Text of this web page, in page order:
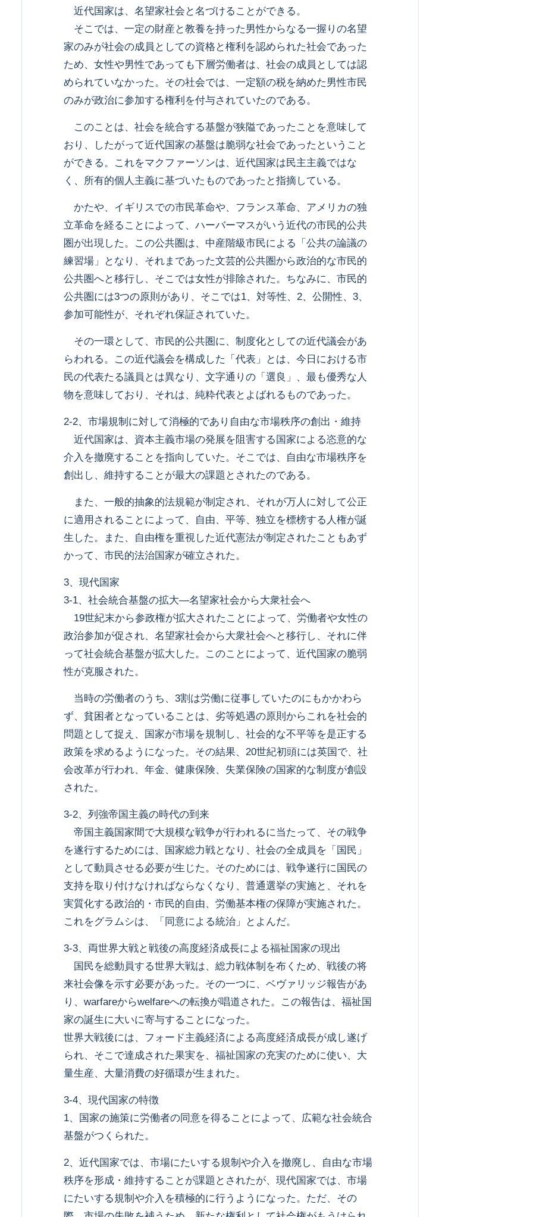
近代国家は、名望家社会と名づけることができる。
そこでは、一定の財産と教養を持った男性からなる一握りの名望
家のみが社会の成員としての資格と権利を認められた社会であった
ため、女性や男性であっても下層労働者は、社会の成員としては認
められていなかった。その社会では、一定額の税を納めた男性市民
のみが政治に参加する権利を付与されていたのである。
このことは、社会を統合する基盤が狭隘であったことを意味して
おり、したがって近代国家の基盤は脆弱な社会であったということ
ができる。これをマクファーソンは、近代国家は民主主義ではな
く、所有的個人主義に基づいたものであったと指摘している。
かたや、イギリスでの市民革命や、フランス革命、アメリカの独
立革命を経ることによって、ハーバーマスがいう近代の市民的公共
圏が出現した。この公共圏は、中産階級市民による「公共の論議の
練習場」となり、それまであった文芸的公共圏から政治的な市民的
公共圏へと移行し、そこでは女性が排除された。ちなみに、市民的
公共圏には3つの原則があり、そこでは1、対等性、2、公開性、3、
参加可能性が、それぞれ保証されていた。
その一環として、市民的公共圏に、制度化としての近代議会があ
らわれる。この近代議会を構成した「代表」とは、今日における市
民の代表たる議員とは異なり、文字通りの「選良」、最も優秀な人
物を意味しており、それは、純粋代表とよばれるものであった。
2-2、市場規制に対して消極的であり自由な市場秩序の創出・維持
近代国家は、資本主義市場の発展を阻害する国家による恣意的な
介入を撤廃することを指向していた。そこでは、自由な市場秩序を
創出し、維持することが最大の課題とされたのである。
また、一般的抽象的法規範が制定され、それが万人に対して公正
に適用されることによって、自由、平等、独立を標榜する人権が誕
生した。また、自由権を重視した近代憲法が制定されたこともあず
かって、市民的法治国家が確立された。
3、現代国家
3-1、社会統合基盤の拡大―名望家社会から大衆社会へ
19世紀末から参政権が拡大されたことによって、労働者や女性の
政治参加が促され、名望家社会から大衆社会へと移行し、それに伴
って社会統合基盤が拡大した。このことによって、近代国家の脆弱
性が克服された。
当時の労働者のうち、3割は労働に従事していたのにもかかわら
ず、貧困者となっていることは、劣等処遇の原則からこれを社会的
問題として捉え、国家が市場を規制し、社会的な不平等を是正する
政策を求めるようになった。その結果、20世紀初頭には英国で、社
会改革が行われ、年金、健康保険、失業保険の国家的な制度が創設
された。
3-2、列強帝国主義の時代の到来
帝国主義国家間で大規模な戦争が行われるに当たって、その戦争
を遂行するためには、国家総力戦となり、社会の全成員を「国民」
として動員させる必要が生じた。そのためには、戦争遂行に国民の
支持を取り付けなければならなくなり、普通選挙の実施と、それを
実質化する政治的・市民的自由、労働基本権の保障が実施された。
これをグラムシは、「同意による統治」とよんだ。
3-3、両世界大戦と戦後の高度経済成長による福祉国家の現出
国民を総動員する世界大戦は、総力戦体制を布くため、戦後の将
来社会像を示す必要があった。その一つに、ベヴァリッジ報告があ
り、warfareからwelfareへの転換が唱道された。この報告は、福祉国
家の誕生に大いに寄与することになった。
世界大戦後には、フォード主義経済による高度経済成長が成し遂げ
られ、そこで達成された果実を、福祉国家の充実のために使い、大
量生産、大量消費の好循環が生まれた。
3-4、現代国家の特徴
1、国家の施策に労働者の同意を得ることによって、広範な社会統合
基盤がつくられた。
2、近代国家では、市場にたいする規制や介入を撤廃し、自由な市場
秩序を形成・維持することが課題とされたが、現代国家では、市場
にたいする規制や介入を積極的に行うようになった。ただ、その